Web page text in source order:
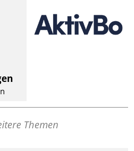
Themen